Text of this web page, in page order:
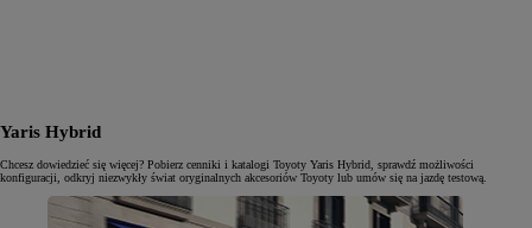
Yaris Hybrid
Chcesz dowiedzieć się więcej? Pobierz cenniki i katalogi Toyoty Yaris Hybrid, sprawdź możliwości
konfiguracji, odkryj niezwykły świat oryginalnych akcesoriów Toyoty lub umów się na jazdę testową.